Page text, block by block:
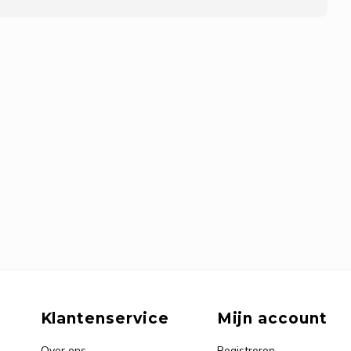
Klantenservice Mijn account